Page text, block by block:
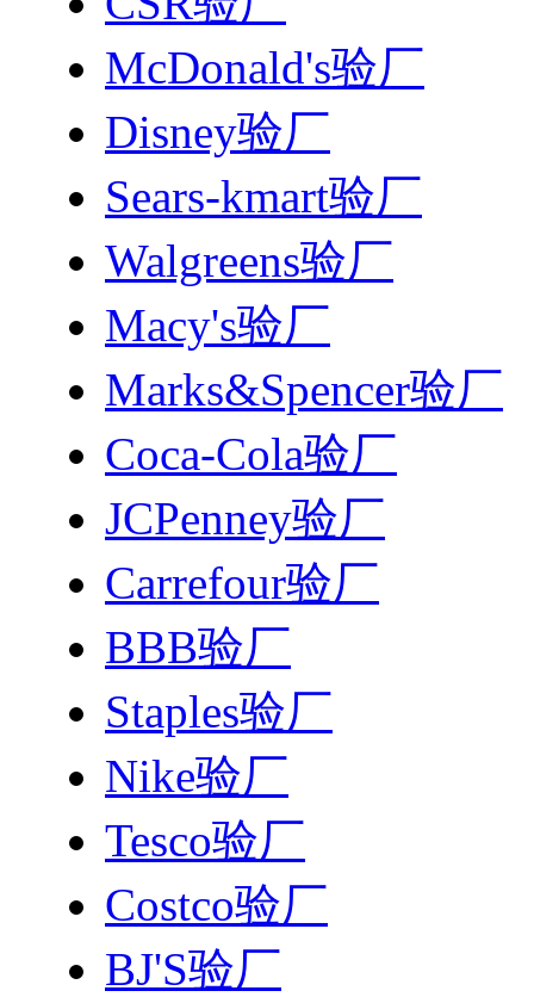
McDonald's验厂
Disney验厂
Sears-kmart验厂
Walgreens验厂
Macy's验厂
Marks&Spencer验厂
Coca-Cola验厂
JCPenney验厂
Carrefour验厂
BBB验厂
Staples验厂
Nike验厂
Tesco验厂
Costco验厂
BJ'S验厂